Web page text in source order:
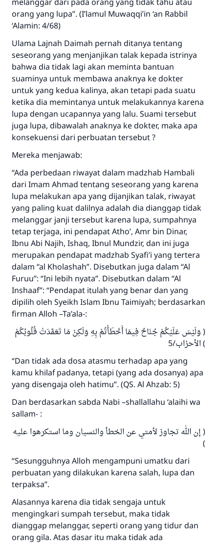
orang yang lupa”. (I’lamul Muwaqqi’in ‘an Rabbil
‘Alamin: 4/68)
Ulama Lajnah Daimah pernah ditanya tentang
seseorang yang menjanjikan talak kepada istrinya
bahwa dia tidak lagi akan meminta bantuan
suaminya untuk membawa anaknya ke dokter
untuk yang kedua kalinya, akan tetapi pada suatu
ketika dia memintanya untuk melakukannya karena
lupa dengan ucapannya yang lalu. Suami tersebut
juga lupa, dibawalah anaknya ke dokter, maka apa
konsekuensi dari perbuatan tersebut ?
Mereka menjawab:
“Ada perbedaan riwayat dalam madzhab Hambali
dari Imam Ahmad tentang seseorang yang karena
lupa melakukan apa yang dijanjikan talak, riwayat
yang paling kuat dalilnya adalah dia dianggap tidak
melanggar janji tersebut karena lupa, sumpahnya
tetap terjaga, ini pendapat Atho’, Amr bin Dinar,
Ibnu Abi Najih, Ishaq, Ibnul Mundzir, dan ini juga
merupakan pendapat madzhab Syafi’i yang tertera
dalam “al Kholashah”. Disebutkan juga dalam “Al
Furuu”: “Ini lebih nyata”. Disebutkan dalam “Al
Inshaaf”: “Pendapat itulah yang benar dan yang
dipilih oleh Syeikh Islam Ibnu Taimiyah; berdasarkan
firman Alloh –Ta’ala-:
( وَلَيْسَ عَلَيْكُمْ جُنَاحٌ فِيمَا أَخْطَأْتُمْ بِهِ وَلَكِنْ مَا تَعَمَّدَتْ قُلُوبُكُمْ
) الأحزاب/5
“Dan tidak ada dosa atasmu terhadap apa yang
kamu khilaf padanya, tetapi (yang ada dosanya) apa
yang disengaja oleh hatimu”. (QS. Al Ahzab: 5)
Dan berdasarkan sabda Nabi –shallallahu ‘alaihi wa
sallam- :
( إن الله تجاوز لأمتي عن الخطأ والنسيان وما استكرهوا عليه
)
“Sesungguhnya Alloh mengampuni umatku dari
perbuatan yang dilakukan karena salah, lupa dan
terpaksa”.
Alasannya karena dia tidak sengaja untuk
mengingkari sumpah tersebut, maka tidak
dianggap melanggar, seperti orang yang tidur dan
orang gila. Atas dasar itu maka tidak ada
Bantu kami dalam memberikan jawaban untuk umat
Rasulullah ﷺ bersabda
"Siapa yang menunjukkan suatu kebaikan,
meka dia akan mendapatkan pahala yang
sama dengan orang yang melakukannya"
MUSLIM, 1893
Saham